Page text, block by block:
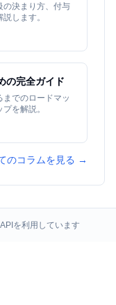
の決まり方、付与
します。
の完全ガイド
までのロードマッ
を解説。
のコラムを見る →
を利用しています